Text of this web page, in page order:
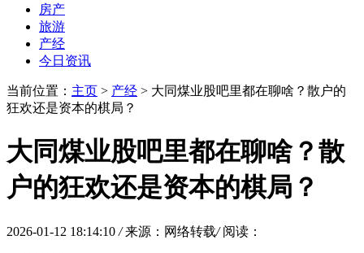
房产
旅游
产经
今日资讯
当前位置： 主页 > 产经 > 大同煤业股吧里都在聊啥？散户的
狂欢还是资本的棋局？
大同煤业股吧里都在聊啥？散
户的狂欢还是资本的棋局？
2026-01-12 18:14:10 / 来源：网络转载/ 阅读：